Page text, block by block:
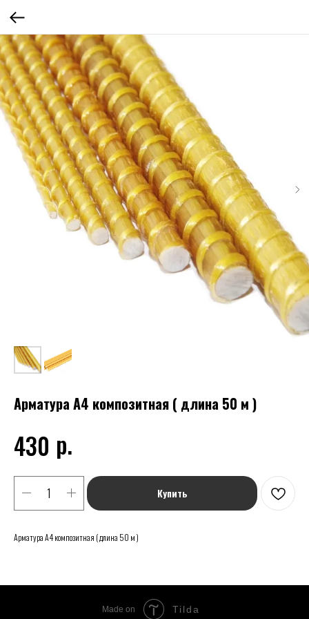
Арматура А4 композитная ( длина 50 м )
430 р.
Купить
Арматура А4 композитная ( длина 50 м )
Made on Tilda